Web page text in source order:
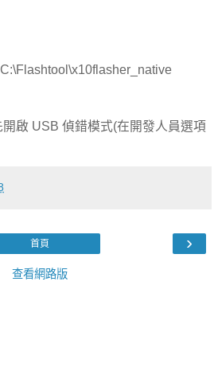
啟 USB 偵錯模式(在開發人員選項
›
首頁
查看網路版